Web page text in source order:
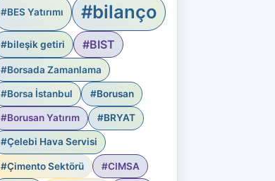
#BES Yatırımı #bilanço
#bileşik getiri #BIST
#Borsada Zamanlama
#Borsa İstanbul #Borusan
#Borusan Yatırım #BRYAT
#Çelebi Hava Servisi
#Çimento Sektörü #CIMSA